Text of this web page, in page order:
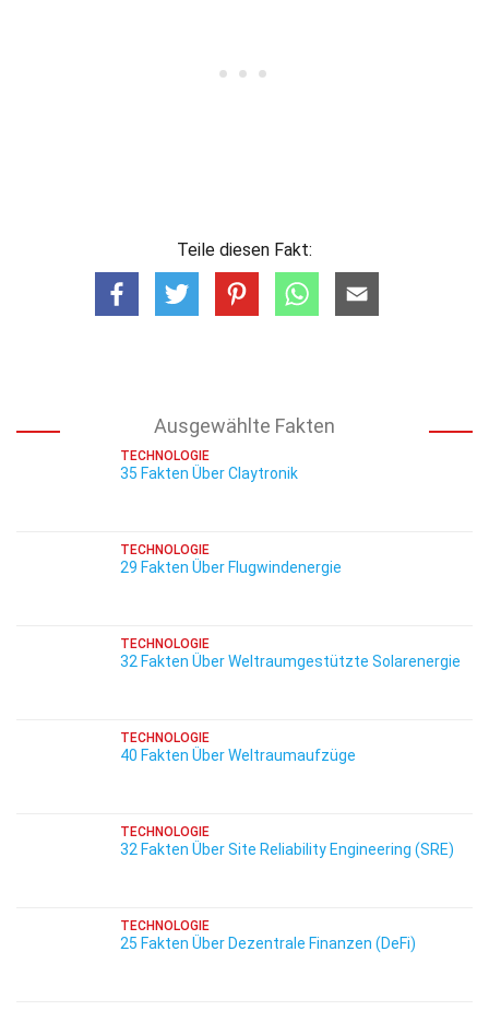
Teile diesen Fakt:
Ausgewählte Fakten
TECHNOLOGIE
35 Fakten Über Claytronik
TECHNOLOGIE
29 Fakten Über Flugwindenergie
TECHNOLOGIE
32 Fakten Über Weltraumgestützte Solarenergie
TECHNOLOGIE
40 Fakten Über Weltraumaufzüge
TECHNOLOGIE
32 Fakten Über Site Reliability Engineering (SRE)
TECHNOLOGIE
25 Fakten Über Dezentrale Finanzen (DeFi)